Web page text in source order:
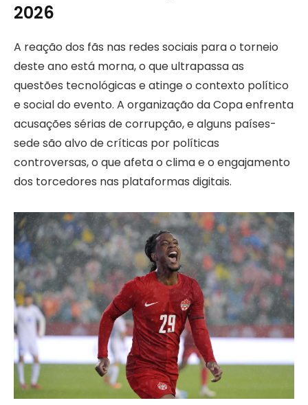
2026
A reação dos fãs nas redes sociais para o torneio
deste ano está morna, o que ultrapassa as
questões tecnológicas e atinge o contexto político
e social do evento. A organização da Copa enfrenta
acusações sérias de corrupção, e alguns países-
sede são alvo de críticas por políticas
controversas, o que afeta o clima e o engajamento
dos torcedores nas plataformas digitais.